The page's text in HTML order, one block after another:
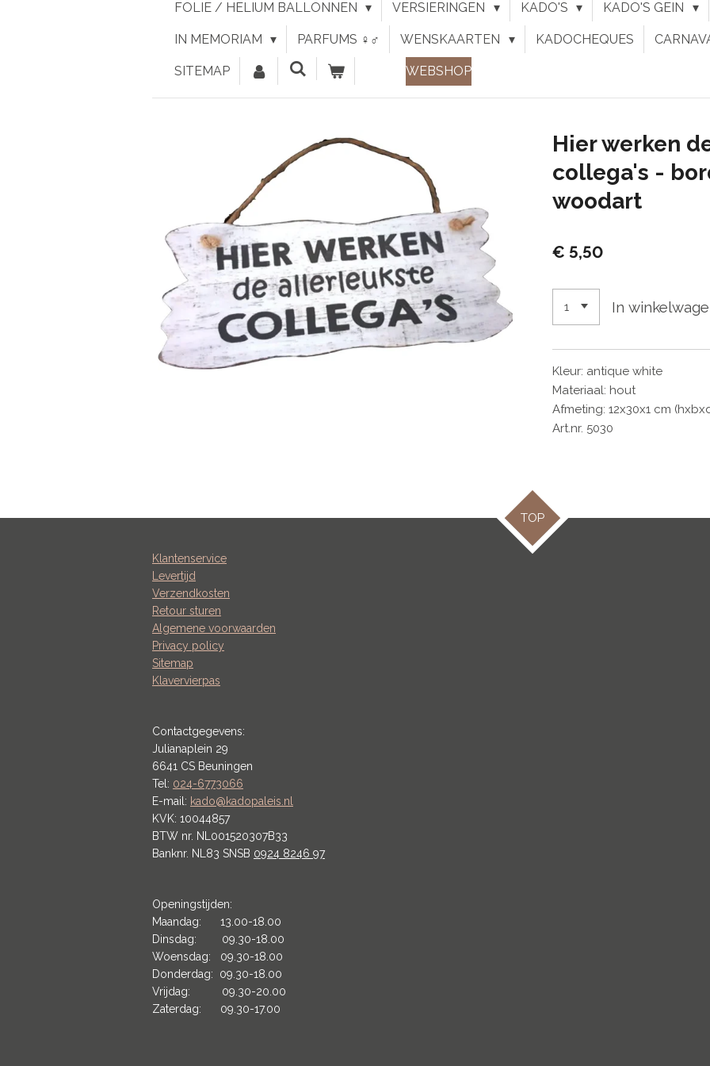
FOLIE / HELIUM BALLONNEN VERSIERINGEN KADO'S KADO'S GEIN
IN MEMORIAM PARFUMS ♀︎♂︎ WENSKAARTEN KADOCHEQUES
SITEMAP WEBSHOP
Hier werken
collega's -
woodart
€ 5,50
In
Kleur: antique white
Materiaal: hout
Afmeting: 12x30x1 cm
Art.nr. 5030
TOP
Klantenservice
Levertijd
Verzendkosten
Retour sturen
Algemene voorwaarden
Privacy policy
Sitemap
Klavervierpas
Contactgegevens:
Julianaplein 29
6641 CS Beuningen
Tel: 024-6773066
E-mail: kado@kadopaleis.nl
KVK: 10044857
BTW nr. NL001520307B33
Banknr. NL83 SNSB 0924 8246 97
Openingstijden:
Maandag: 13.00-18.00
Dinsdag: 09.30-18.00
Woensdag: 09.30-18.00
Donderdag: 09.30-18.00
Vrijdag: 09.30-20.00
Zaterdag: 09.30-17.00